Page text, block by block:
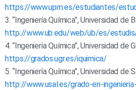
https://www.upm.es/estudiantes/
3. “Ingeniería Química”, Universidad de
http://www.ub.edu/web/ub/es/
4. “Ingeniería Química”, Universidad de
https://grados.ugr.es/iquimica/
5. “Ingeniería Química”, Universidad de
http://www.usal.es/grado-en-